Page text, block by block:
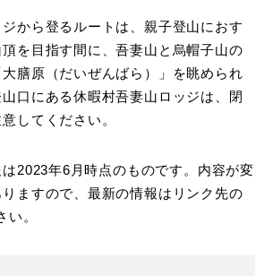
から登るルートは、親子登山におす
を目指す間に、吾妻山と烏帽子山の
膳原（だいぜんばら）」を眺められ
口にある休暇村吾妻山ロッジは、閉
してください。
2023年6月時点のものです。内容が変
ますので、最新の情報はリンク先の
い。